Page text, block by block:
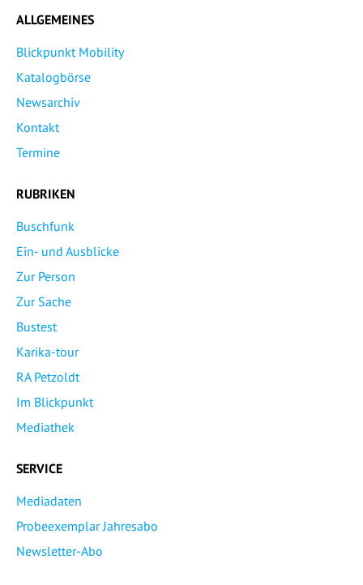
ALLGEMEINES
Blickpunkt Mobility
Katalogbörse
Newsarchiv
Kontakt
Termine
RUBRIKEN
Buschfunk
Ein- und Ausblicke
Zur Person
Zur Sache
Bustest
Karika-tour
RA Petzoldt
Im Blickpunkt
Mediathek
SERVICE
Mediadaten
Probeexemplar Jahresabo
Newsletter-Abo